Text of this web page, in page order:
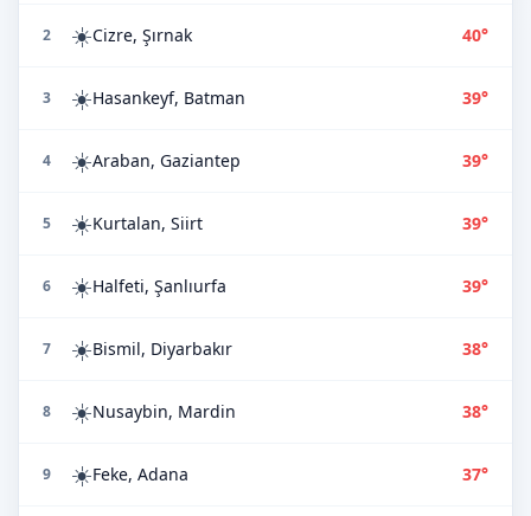
2 ☀️Cizre, Şırnak 40°
3 ☀️Hasankeyf, Batman 39°
4 ☀️Araban, Gaziantep 39°
5 ☀️Kurtalan, Siirt 39°
6 ☀️Halfeti, Şanlıurfa 39°
7 ☀️Bismil, Diyarbakır 38°
8 ☀️Nusaybin, Mardin 38°
9 ☀️Feke, Adana 37°